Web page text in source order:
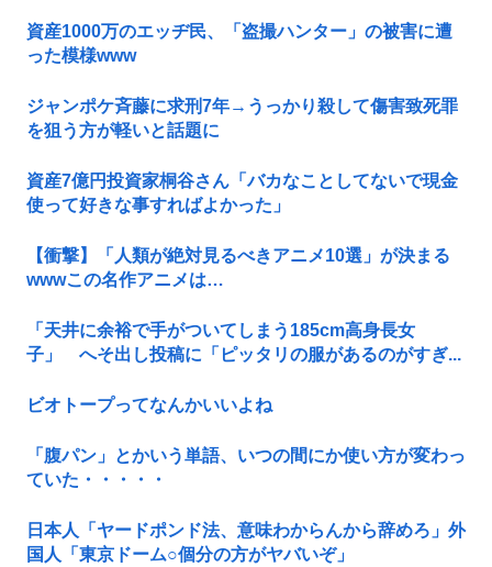
資産1000万のエッヂ民、「盗撮ハンター」の被害に遭
った模様www
ジャンポケ斉藤に求刑7年→うっかり殺して傷害致死罪
を狙う方が軽いと話題に
資産7億円投資家桐谷さん「バカなことしてないで現金
使って好きな事すればよかった」
【衝撃】「人類が絶対見るべきアニメ10選」が決まる
wwwこの名作アニメは…
「天井に余裕で手がついてしまう185cm高身長女
子」 へそ出し投稿に「ピッタリの服があるのがすぎ...
ビオトープってなんかいいよね
「腹パン」とかいう単語、いつの間にか使い方が変わっ
ていた・・・・・
日本人「ヤードポンド法、意味わからんから辞めろ」外
国人「東京ドーム○個分の方がヤバいぞ」